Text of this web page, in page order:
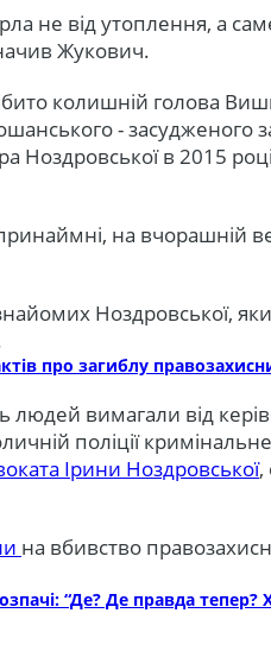
не від утоплення, а
Жукович.
колишній голова
- засудженого
Ноздровської в ​​2015
на вчорашній
Ноздровської,
про загиблу
людей вимагали від
поліції кримінальне
Ірини Ноздровської,
на вбивство
“Де? Де правда тепер?